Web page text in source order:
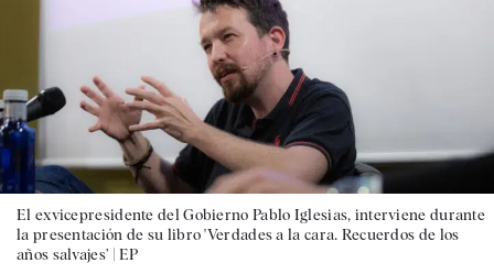
El exvicepresidente del Gobierno Pablo Iglesias, interviene durante
la presentación de su libro 'Verdades a la cara. Recuerdos de los
años salvajes’ |EP